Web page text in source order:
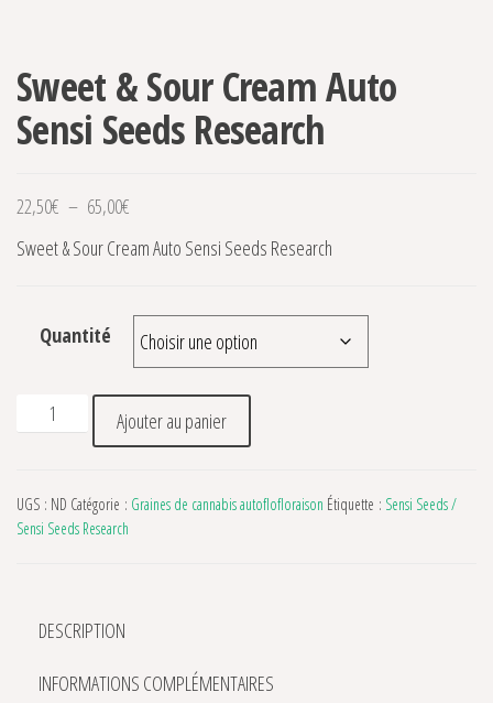
Sweet & Sour Cream Auto
Sensi Seeds Research
22,50€ – 65,00€
Sweet & Sour Cream Auto Sensi Seeds Research
Quantité
quantité de Sweet & Sour Cream Auto Sensi Seeds Research
Ajouter au panier
UGS : ND Catégorie : Graines de cannabis autoflofloraison Étiquette : Sensi Seeds /
Sensi Seeds Research
DESCRIPTION
INFORMATIONS COMPLÉMENTAIRES